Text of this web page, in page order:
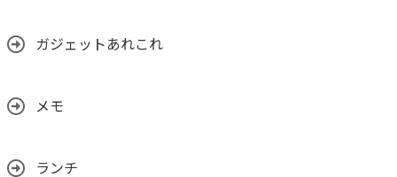
ガジェットあれこれ
メモ
ランチ